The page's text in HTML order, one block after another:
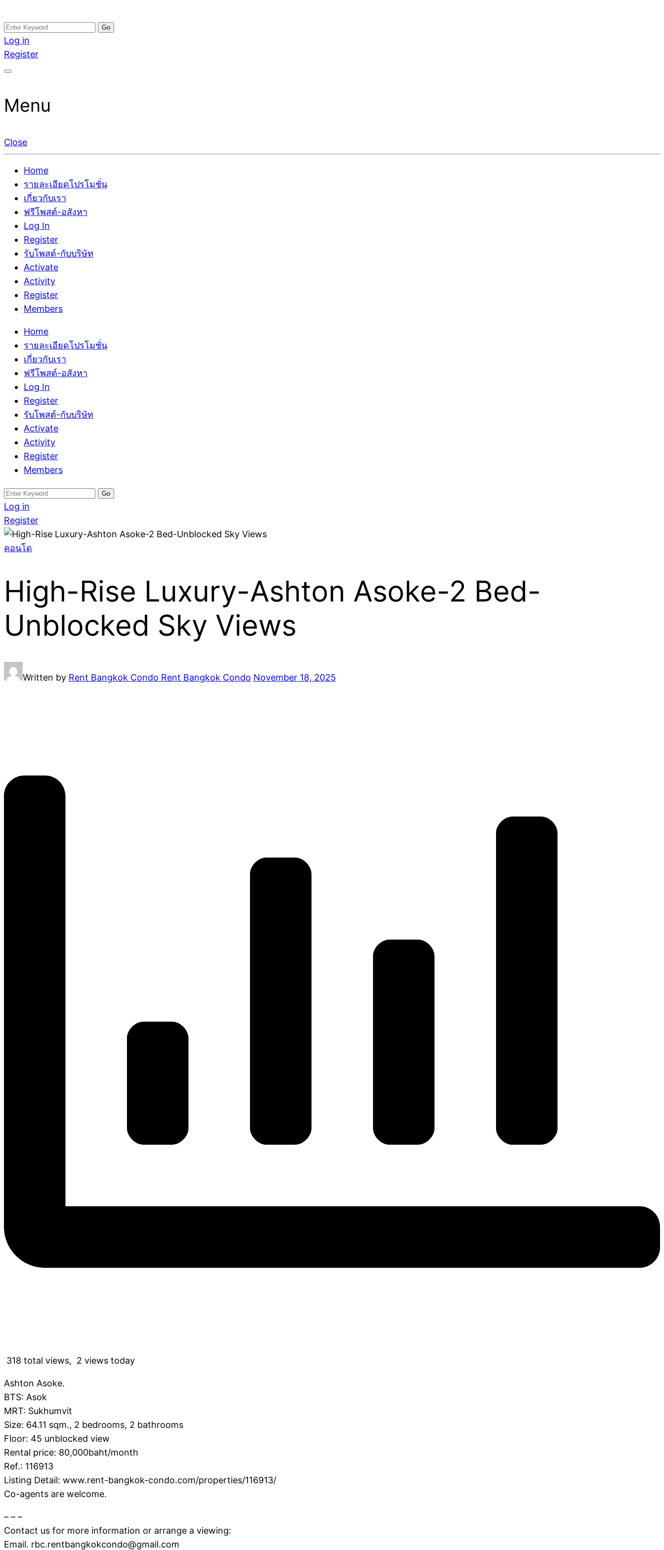
Skip
to
content
อสังหาโพสต์ รีวิวเยอะ รับจ้างโพสต์ขายบ้าน รับจ้างโพสต์อสังหา แตกต่างอย่างตั้งใจ รับรองผล อันดับ1 การโพสต์ขายอสังหา กับทีมงานบริษัท บ้าน ที่ดิน คอนโด
ติดGoogleหน้าแรกได้จริงๆ ใน 7 วัน
รับจ้างโพสอสังหา ขายบ้าน อสังหาโพสต์ เชื่อถือได้จริง รับโพสต์ ที่ดิน กับทีมงานบริษัท ถูกและดีที่สุด ไม่มีค่านายหน้า ขายได้จริงๆ ช่วยสร้างโอกาสในการขายได้มากกว่า ที่
เดียว ที่กล้าการันตีผลงาน ประสบการณ์กว่า20ปี ทีมงานมืออาชีพ ช่วยคุณขายบ้านมานาน ตัวจริง
Search
for:
Log in
Register
Menu
Close
Home
รายละเอียดโปรโมชั่น
เกี่ยวกับเรา
ฟรีโพสต์-อสังหา
Log In
Register
รับโพสต์-กับบริษัท
Activate
Activity
Register
Members
Home
รายละเอียดโปรโมชั่น
เกี่ยวกับเรา
ฟรีโพสต์-อสังหา
Log In
Register
รับโพสต์-กับบริษัท
Activate
Activity
Register
Members
Search
for:
Log in
Register
คอนโด
​High-Rise Luxury-Ashton Asoke-2 Bed-
Unblocked Sky Views
Written by Rent Bangkok Condo Rent Bangkok Condo November 18, 2025
318 total views, 2 views today
Ashton Asoke.
BTS: Asok
MRT: Sukhumvit
Size: 64.11 sqm., 2 bedrooms, 2 bathrooms
Floor: 45 unblocked view
Rental price: 80,000baht/month
Ref.: 116913
Listing Detail: www.rent-bangkok-condo.com/properties/116913/
Co-agents are welcome.
– – –
Contact us for more information or arrange a viewing:
Email. rbc.rentbangkokcondo@gmail.com